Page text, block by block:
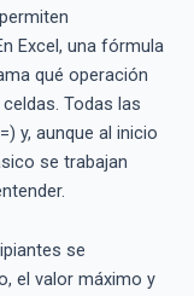
Excel, una fórmula
qué operación
Todas las
y, aunque al inicio
se trabajan
se
el valor máximo y